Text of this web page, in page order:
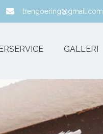
trengoering@gmail.com
GALLERI